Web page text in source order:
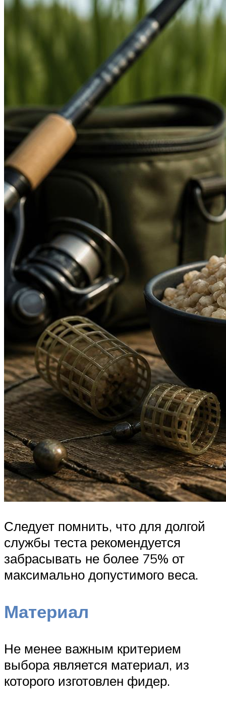
Следует помнить, что для долгой
службы теста рекомендуется
забрасывать не более 75% от
максимально допустимого веса.
Материал
Не менее важным критерием
выбора является материал, из
которого изготовлен фидер.